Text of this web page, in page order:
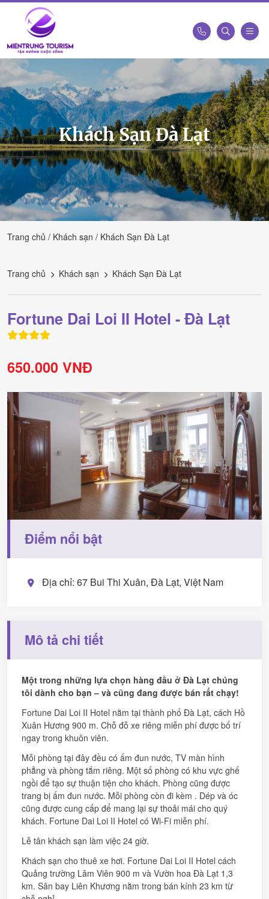
Công
Ty
Du
Lịch
Kết
Nối
Di
Sản
Trung
-
Miền
Trung
Khách Sạn Đà Lạt
Trang chủ Khách sạn Khách Sạn Đà Lạt
Trang chủ Khách sạn Khách Sạn Đà Lạt
Fortune Dai Loi II Hotel - Đà Lạt
650.000 VNĐ
Điểm nổi bật
Địa chỉ: 67 Bui Thi Xuân, Đà Lạt, Việt Nam
Mô tả chi tiết
Một trong những lựa chọn hàng đầu ở Đà Lạt chúng
tôi dành cho bạn – và cũng đang được bán rất chạy!
Fortune Dai Loi II Hotel nằm tại thành phố Đà Lạt, cách Hồ
Xuân Hương 900 m. Chỗ đỗ xe riêng miễn phí được bố trí
ngay trong khuôn viên.
Mỗi phòng tại đây đều có ấm đun nước, TV màn hình
phẳng và phòng tắm riêng. Một số phòng có khu vực ghế
ngồi để tạo sự thuận tiện cho khách. Phòng cũng được
trang bị ấm đun nước. Mỗi phòng còn đi kèm . Dép và óc
cũng được cung cấp để mang lại sự thoải mái cho quý
khách. Fortune Dai Loi II Hotel có Wi-Fi miễn phí.
Lễ tân khách sạn làm việc 24 giờ.
Khách sạn cho thuê xe hơi. Fortune Dai Loi II Hotel cách
Quảng trường Lâm Viên 900 m và Vườn hoa Đà Lạt 1,3
km. Sân bay Liên Khương nằm trong bán kính 23 km từ